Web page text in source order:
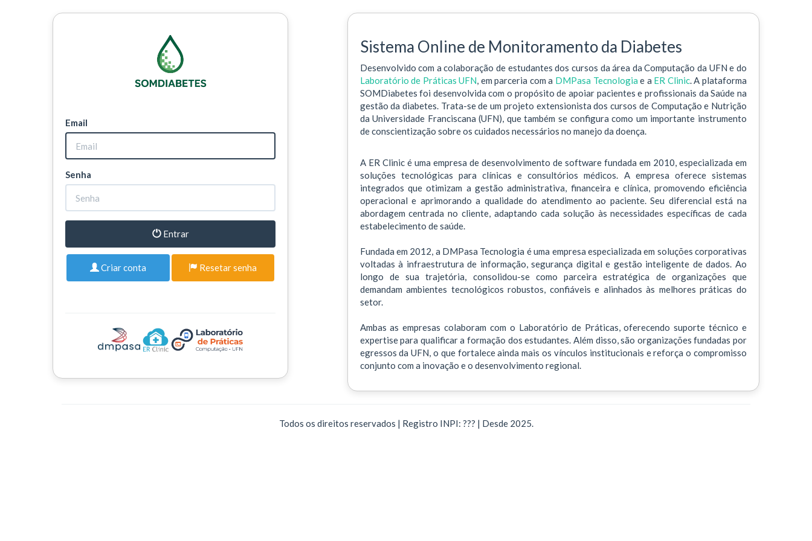
Email
Senha
Entrar
Criar conta Resetar senha
Sistema Online de Monitoramento da Diabetes
Desenvolvido com a colaboração de estudantes dos cursos da área da Computação da UFN e do
Laboratório de Práticas UFN , em parceria com a DMPasa Tecnologia e a ER Clinic. A plataforma
SOMDiabetes foi desenvolvida com o propósito de apoiar pacientes e profissionais da Saúde na
gestão da diabetes. Trata-se de um projeto extensionista dos cursos de Computação e Nutrição
da Universidade Franciscana (UFN), que também se configura como um importante instrumento
de conscientização sobre os cuidados necessários no manejo da doença.
A ER Clinic é uma empresa de desenvolvimento de software fundada em 2010, especializada em
soluções tecnológicas para clínicas e consultórios médicos. A empresa oferece sistemas
integrados que otimizam a gestão administrativa, financeira e clínica, promovendo eficiência
operacional e aprimorando a qualidade do atendimento ao paciente. Seu diferencial está na
abordagem centrada no cliente, adaptando cada solução às necessidades específicas de cada
estabelecimento de saúde.
Fundada em 2012, a DMPasa Tecnologia é uma empresa especializada em soluções corporativas
voltadas à infraestrutura de informação, segurança digital e gestão inteligente de dados. Ao
longo de sua trajetória, consolidou-se como parceira estratégica de organizações que
demandam ambientes tecnológicos robustos, confiáveis e alinhados às melhores práticas do
setor.
Ambas as empresas colaboram com o Laboratório de Práticas, oferecendo suporte técnico e
expertise para qualificar a formação dos estudantes. Além disso, são organizações fundadas por
egressos da UFN, o que fortalece ainda mais os vínculos institucionais e reforça o compromisso
conjunto com a inovação e o desenvolvimento regional.
Todos os direitos reservados | Registro INPI: ??? | Desde 2025.